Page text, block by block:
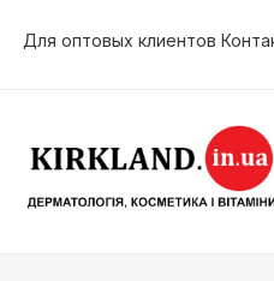
Для оптовых клиентов